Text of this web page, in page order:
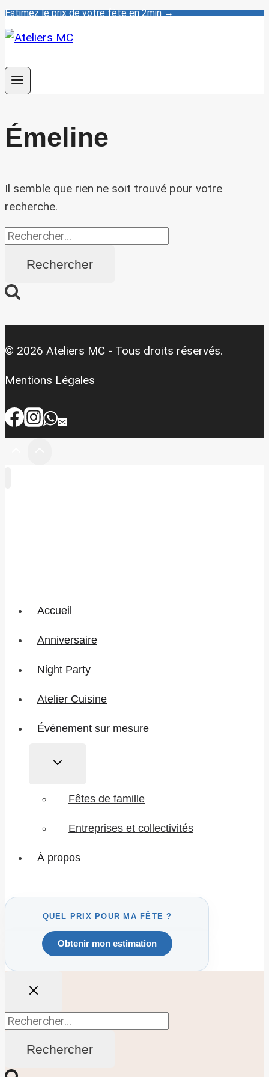
Aller
au
Estimez le prix de votre fête en 2min→
Émeline
Il semble que rien ne soit trouvé pour votre
recherche.
Rechercher :
© 2026 Ateliers MC - Tous droits réservés.
Mentions Légales
Accueil
Anniversaire
Night Party
Atelier Cuisine
Événement sur mesure
Ouvrir/fermer
enfant
Fêtes de famille
Entreprises et collectivités
À propos
Obtenir mon estimation
Rechercher :